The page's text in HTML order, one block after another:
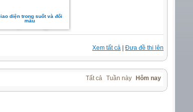
diện trong suốt và đổi
màu
Xem tất cả Đưa đề thi lên
Tất cả Tuần này Hôm nay